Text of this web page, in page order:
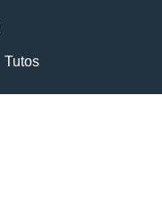
Tutos